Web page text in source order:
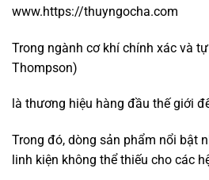
www.https://thuyngocha.com
Trong ngành cơ khí chính xác và
Thompson)
là thương hiệu hàng đầu thế giới
Trong đó, dòng sản phẩm nổi bật
linh kiện không thể thiếu cho các